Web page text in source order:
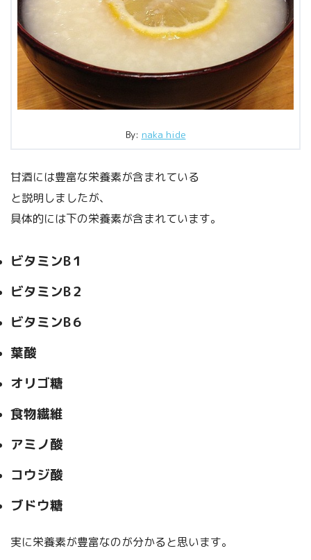
By: naka hide
甘酒には豊富な栄養素が含まれている
と説明しましたが、
具体的には下の栄養素が含まれています。
ビタミンB１
ビタミンB２
ビタミンB６
葉酸
オリゴ糖
食物繊維
アミノ酸
コウジ酸
ブドウ糖
実に栄養素が豊富なのが分かると思います。